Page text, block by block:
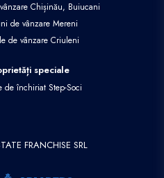
Chișinău, Buiucani
de vânzare Mereni
de vânzare Criuleni
speciale
de închiriat Step-Soci
FRANCHISE SRL